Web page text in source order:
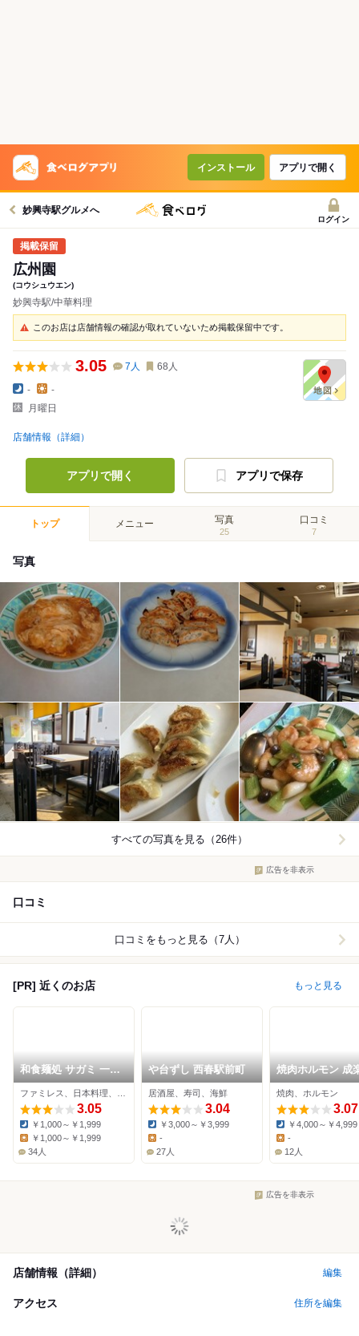
インストール アプリで開く
妙興寺駅グルメへ
ログイン
広州園
(コウシュウエン)
妙興寺駅/中華料理
このお店は店舗情報の確認が取れていないため掲載保留中です。
3.05 7 人 68 人
-
-
月曜日
店舗情報（詳細）
アプリで開く アプリで保存
トップ メニュー 写真
25
口コミ
7
写真
すべての写真を見る（26件）
広告を非表示
口コミ
口コミをもっと見る（7人）
[PR] 近くのお店 もっと見る
和食麺処 サガミ 一宮
公園通店
3.05
Dinner:
￥1,000～￥1,999
Lunch:
￥1,000～￥1,999
34人
や台ずし 西春駅前町
居酒屋、寿司、海鮮
3.04
Dinner:
￥3,000～￥3,999
Lunch:
-
27人
焼肉ホルモン 成
本町店
焼肉、ホルモン
3.07
Dinner:
￥4,000～￥4,999
Lunch:
-
12人
広告を非表示
店舗情報（詳細） 編集
アクセス 住所を編集